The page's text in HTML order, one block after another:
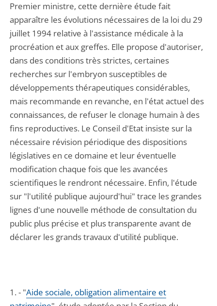
Premier ministre, cette dernière étude fait
apparaître les évolutions nécessaires de la loi du 29
juillet 1994 relative à l'assistance médicale à la
procréation et aux greffes. Elle propose d'autoriser,
dans des conditions très strictes, certaines
recherches sur l'embryon susceptibles de
développements thérapeutiques considérables,
mais recommande en revanche, en l'état actuel des
connaissances, de refuser le clonage humain à des
fins reproductives. Le Conseil d'Etat insiste sur la
nécessaire révision périodique des dispositions
législatives en ce domaine et leur éventuelle
modification chaque fois que les avancées
scientifiques le rendront nécessaire. Enfin, l'étude
sur "l'utilité publique aujourd'hui" trace les grandes
lignes d'une nouvelle méthode de consultation du
public plus précise et plus transparente avant de
déclarer les grands travaux d'utilité publique.
1. - "Aide sociale, obligation alimentaire et